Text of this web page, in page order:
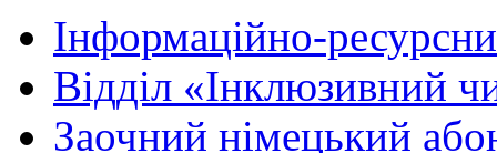
Інформаційно-
Вiддiл «Інклюзивний
Заочний німецький